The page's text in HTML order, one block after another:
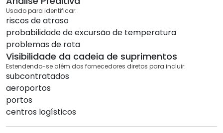
Usado para identificar:
riscos de atraso
probabilidade de excursão de temperatura
problemas de rota
Visibilidade da cadeia de suprimentos
Estendendo-se além dos fornecedores diretos para incluir:
subcontratados
aeroportos
portos
centros logísticos